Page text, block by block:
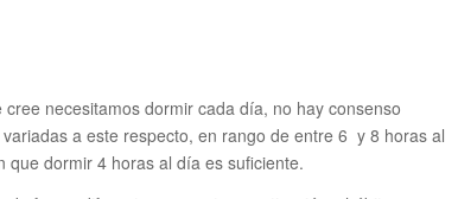
necesitamos dormir cada día, no hay consenso
a este respecto, en rango de entre 6 y 8 horas al
dormir 4 horas al día es suficiente.